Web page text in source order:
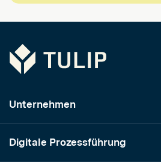
Tulip
Unternehmen
Digitale Prozessführung